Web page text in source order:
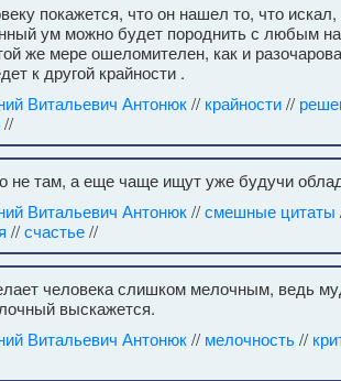
покажется, что он нашел то, что искал,
ум можно будет породнить с любым
же мере ошеломителен, как и
к другой крайности .
Витальевич Антонюк// крайности//
//
не там, а еще чаще ищут уже будучи
Витальевич Антонюк//смешные цитаты
//счастье//
человека слишком мелочным, ведь
выскажется.
Витальевич Антонюк// мелочность//